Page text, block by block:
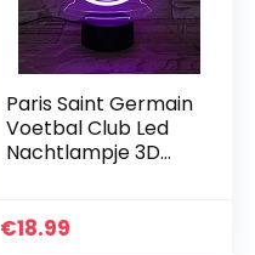
Paris Saint Germain
Voetbal Club Led
Nachtlampje 3D
Logo PSG
€18.99